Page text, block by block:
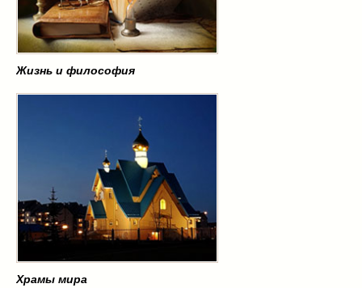
Жизнь и философия
Храмы мира